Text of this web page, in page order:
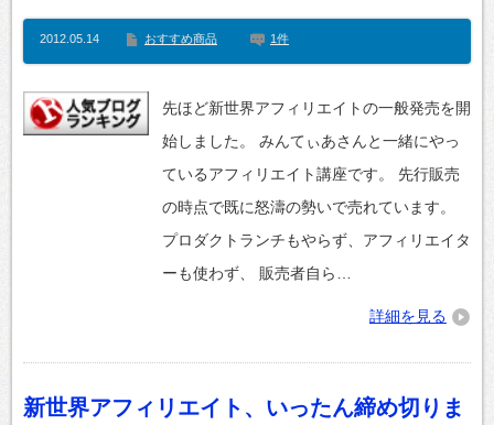
2012.05.14 おすすめ商品 1件
先ほど新世界アフィリエイトの一般発売を開
始しました。 みんてぃあさんと一緒にやっ
ているアフィリエイト講座です。 先行販売
の時点で既に怒濤の勢いで売れています。
プロダクトランチもやらず、アフィリエイタ
ーも使わず、 販売者自ら…
詳細を見る
新世界アフィリエイト、いったん締め切りま